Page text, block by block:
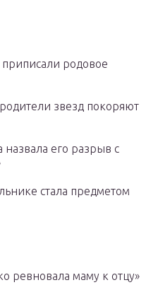
родовое
звезд покоряют
его разрыв с
стала предметом
ревновала маму к отцу»